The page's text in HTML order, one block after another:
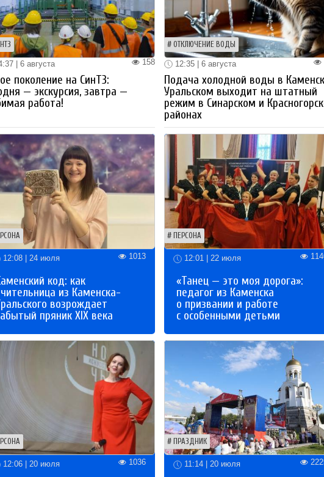
158
| 6 августа
поколение на СинТЗ:
— экскурсия, завтра —
работа!
ОТКЛЮЧЕНИЕ ВОДЫ
12:35 | 6 августа
Подача холодной воды в
Уральском выходит на штатный
режим в Синарском и
районах
12:08 | 24 июля 1013
код: как
из Каменска-
возрождает
пряник XIX века
ПЕРСОНА
12:01 | 22 июля
«Танец — это моя дорога»:
педагог из Каменска
о призвании и работе
с особенными детьми
12:06 | 20 июля 1036
ПРАЗДНИК
11:14 | 20 июля